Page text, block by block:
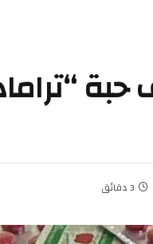
تضبط 234 ألف